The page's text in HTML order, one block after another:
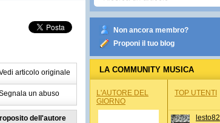
articolo originale
un abuso
dell'autore
Non ancora membro?
Proponi il tuo blog
LA COMMUNITY MUSICA
L'AUTORE DEL
GIORNO
TOP UTENTI
lesto82